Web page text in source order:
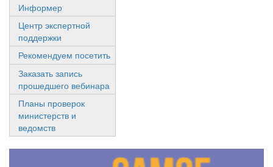
Информер
Центр экспертной
поддержки
Рекомендуем посетить
Заказать запись
прошедшего вебинара
Планы проверок
министерств и
ведомств